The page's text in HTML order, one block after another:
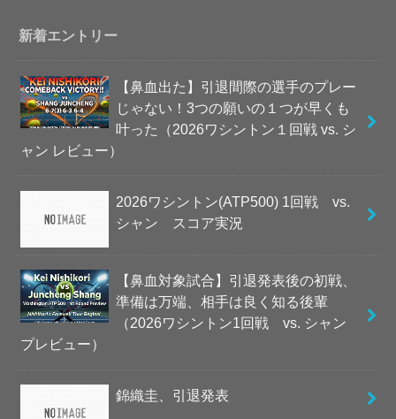
新着エントリー
【鼻血出た】引退間際の選手のプレー
じゃない！3つの願いの１つが早くも
叶った（2026ワシントン１回戦 vs. シ
ャン レビュー）
2026ワシントン(ATP500) 1回戦 vs.
シャン スコア実況
【鼻血対象試合】引退発表後の初戦、
準備は万端、相手は良く知る後輩
（2026ワシントン1回戦 vs. シャン
プレビュー）
錦織圭、引退発表